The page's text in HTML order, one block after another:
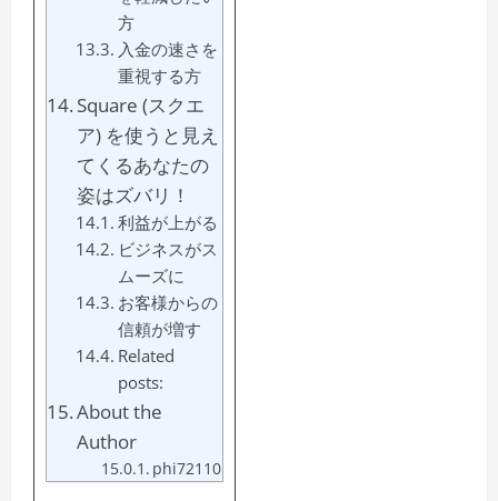
方
入金の速さを
重視する方
Square (スクエ
ア) を使うと見え
てくるあなたの
姿はズバリ！
利益が上がる
ビジネスがス
ムーズに
お客様からの
信頼が増す
Related
posts:
About the
Author
phi72110